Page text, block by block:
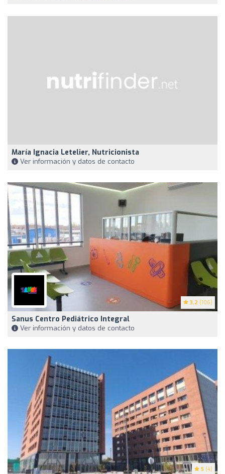
María Ignacia Letelier, Nutricionista
Ver información y datos de contacto
3.2 (106)
Sanus Centro Pediátrico Integral
Ver información y datos de contacto
5 (4)